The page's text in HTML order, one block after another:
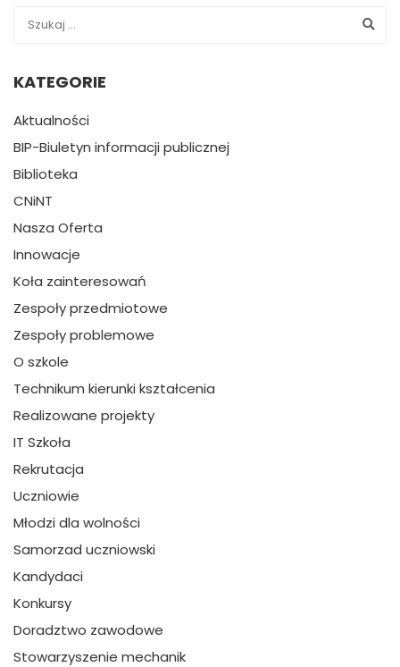
KATEGORIE
Aktualności
BIP-Biuletyn informacji publicznej
Biblioteka
CNiNT
Nasza Oferta
Innowacje
Koła zainteresowań
Zespoły przedmiotowe
Zespoły problemowe
O szkole
Technikum kierunki kształcenia
Realizowane projekty
IT Szkoła
Rekrutacja
Uczniowie
Młodzi dla wolności
Samorzad uczniowski
Kandydaci
Konkursy
Doradztwo zawodowe
Stowarzyszenie mechanik